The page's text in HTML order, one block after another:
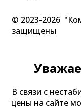
© 2023-2026
защищены
В связи с
цены на сайте